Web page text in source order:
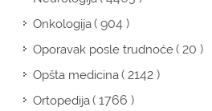
Onkologija( 904 )
Oporavak posle trudnoće( 20 )
Opšta medicina( 2142 )
Ortopedija( 1766 )